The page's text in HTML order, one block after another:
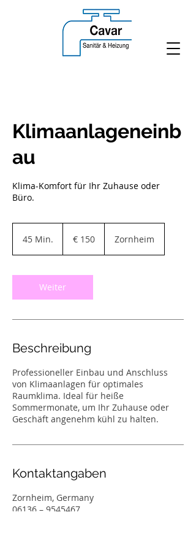
Klimaanlageneinb
au
Klima-Komfort für Ihr Zuhause oder
Büro.
45 Min.
i
n
.
€ 150 Zornheim
Weiter
Beschreibung
Professioneller Einbau und Anschluss
von Klimaanlagen für optimales
Raumklima. Ideal für heiße
Sommermonate, um Ihr Zuhause oder
Geschäft angenehm kühl zu halten.
Kontaktangaben
Zornheim, Germany
06136 – 9545467